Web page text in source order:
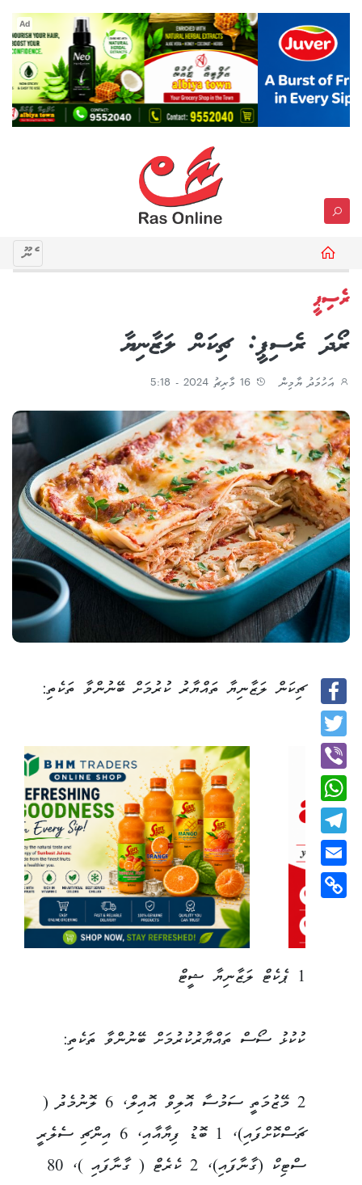
Ad
މެނޫ
ރެސިޕީ
ރޯދަ ރެސިޕީ: ޗިކަން ލަޒާނިޔާ
އަހުމަދު ޔާމިން
WhatsApp
Telegram
Copy
Link
ޗިކަން ލަޒާނިޔާ ތައްޔާރު ކުރުމަށް ބޭނުންވާ ތަކެތި:
1 ޕެކެޓް ލަޒާނިޔާ ޝީޓް
ކުކުޅު ސޯސް ތައްޔާރުކުރުމަށް ބޭނުންވާ ތަކެތި:
2 މޭޒުމަތީ ސަމުސާ އޮލިވް އޮއިލް، 6 ލޮނުމެދު (
ޗަސްކޮށްފައި)، 1 ބޮޑު ފިޔާއާއި، 6 އިންޗި ސެލެރީ
ސްޓިކް (ގާނާފައި)، 2 ކެރެޓް ( ގާނާފައި )، 80